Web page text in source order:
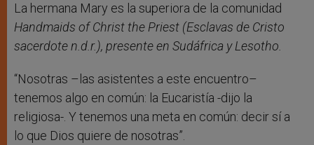
La hermana Mary es la superiora de la comunidad
Handmaids of Christ the Priest (Esclavas de Cristo
sacerdote n.d.r.), presente en Sudáfrica y Lesotho.
“Nosotras –las asistentes a este encuentro–
tenemos algo en común: la Eucaristía -dijo la
religiosa-. Y tenemos una meta en común: decir sí a
lo que Dios quiere de nosotras”.